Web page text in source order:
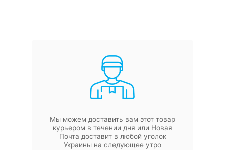
Мы можем доставить вам этот товар
курьером в течении дня или Новая
Почта доставит в любой уголок
Украины на следующее утро